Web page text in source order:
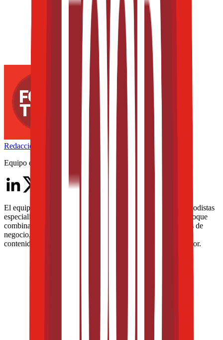
Redacción
THE FOOD TECH
Equipo editorial de contenidos
El equipo editorial de The Food Tech está integrado por periodistas
especializados en la industria de alimentos y bebidas. Su enfoque
combina análisis técnico, innovación tecnológica, tendencias de
negocio, nutrición, normatividad y packaging, para ofrecer
contenidos de alto valor dirigidos a los profesionales del sector.